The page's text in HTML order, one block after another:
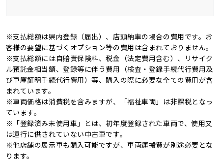
ＬＥＤ ルーフレール
オートマチックハイビ
ーム
オートライト
新品タイヤ 記録簿
禁煙車 4WD
※支払総額は県内登録（届出）、店頭納車の場合の費用です。お
客様の要望に基づくオプション等の費用は含まれておりません。
※支払総額には自賠責保険料、税金（法定費用含む）、リサイク
ル預託金相当額、登録等に伴う費用（検査・登録手続代行費用及
び車庫証明手続代行費用）等、購入の際に必要な全ての費用が含
まれています。
※車両価格は消費税を含みますが、「福祉車両」は非課税となっ
ています。
※「登録済み未使用車」とは、初年度登録された車両で、使用又
は運行に供されていない中古車です。
※他店舗の展示車も購入可能ですが、車両運搬費が別途必要とな
ります。